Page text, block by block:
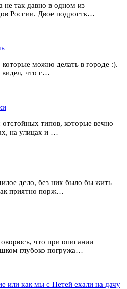
не так давно в одном из
России. Двое подростк…
можно делать в городе :).
видел, что с…
типов, которые вечно
на улицах и …
дело, без них было бы жить
приятно порж…
что при описании
глубоко погружа…
или как мы с Петей ехали на дачу